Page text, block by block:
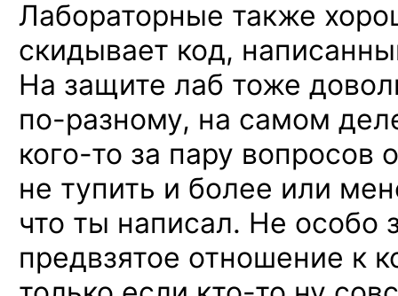
Лабораторные также
скидывает код,
На защите лаб тоже
по-разному, на самом
кого-то за пару вопросов
не тупить и более или
что ты написал. Не особо
предвзятое отношение к